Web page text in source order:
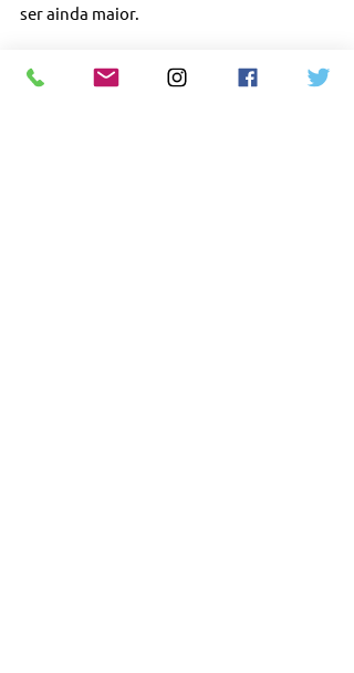
ser ainda maior.
#SaúdeDigitalInfantil
#RedesSociais